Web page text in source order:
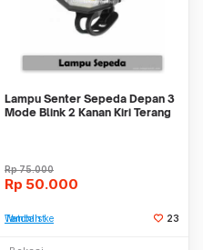
Lampu Senter Sepeda Depan 3
Mode Blink 2 Kanan Kiri Terang
Rp75.000
Rp 50.000
Tambah ke Watchlist 23